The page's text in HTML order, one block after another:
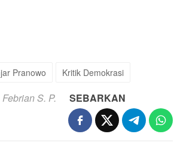
Pranowo Kritik Demokrasi
S. P.
SEBARKAN